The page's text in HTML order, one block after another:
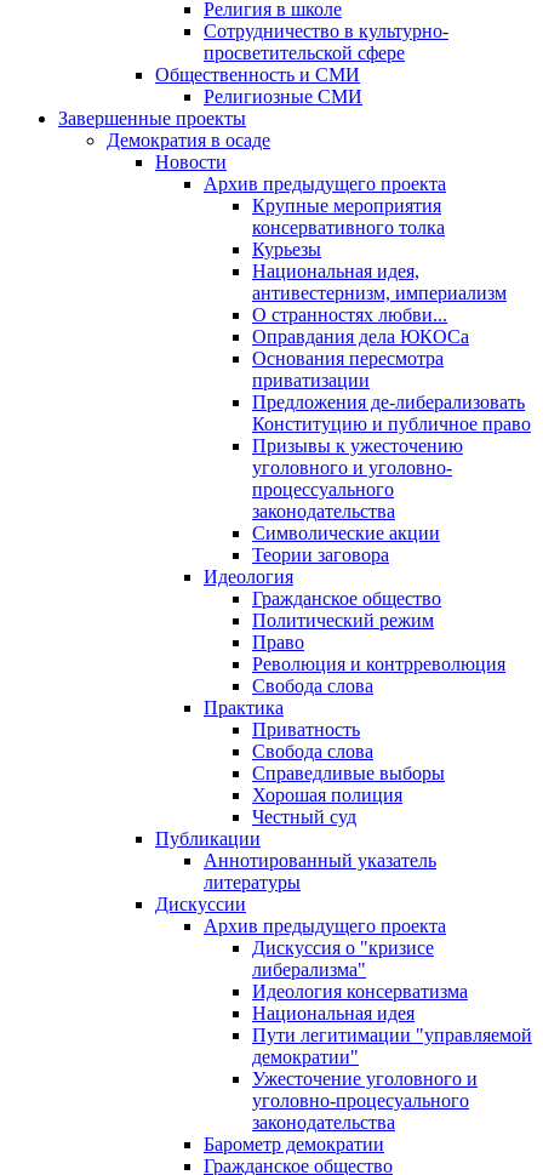
Религия в школе
Сотрудничество в культурно-
просветительской сфере
Общественность и СМИ
Религиозные СМИ
Завершенные проекты
Демократия в осаде
Новости
Архив предыдущего проекта
Крупные мероприятия
консервативного толка
Курьезы
Национальная идея,
антивестернизм, империализм
О странностях любви...
Оправдания дела ЮКОСа
Основания пересмотра
приватизации
Предложения де-либерализовать
Конституцию и публичное право
Призывы к ужесточению
уголовного и уголовно-
процессуального
законодательства
Символические акции
Теории заговора
Идеология
Гражданское общество
Политический режим
Право
Революция и контрреволюция
Свобода слова
Практика
Приватность
Свобода слова
Справедливые выборы
Хорошая полиция
Честный суд
Публикации
Аннотированный указатель
литературы
Дискуссии
Архив предыдущего проекта
Дискуссия о "кризисе
либерализма"
Идеология консерватизма
Национальная идея
Пути легитимации "управляемой
демократии"
Ужесточение уголовного и
уголовно-процесуального
законодательства
Барометр демократии
Гражданское общество